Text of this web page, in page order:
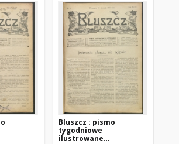
Bluszcz : pismo
tygodniowe
ilustrowane